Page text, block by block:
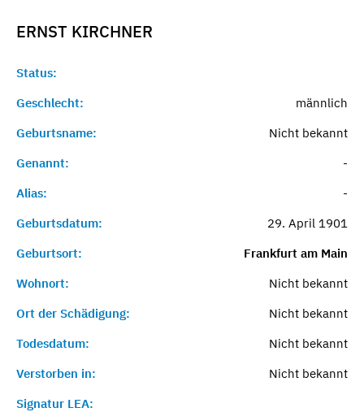
ERNST KIRCHNER
Status:
Geschlecht:
männlich
Geburtsname:
Nicht bekannt
Genannt:
-
Alias:
-
Geburtsdatum:
29. April 1901
Geburtsort:
Frankfurt am Main
Wohnort:
Nicht bekannt
Ort der Schädigung:
Nicht bekannt
Todesdatum:
Nicht bekannt
Verstorben in:
Nicht bekannt
Signatur LEA: